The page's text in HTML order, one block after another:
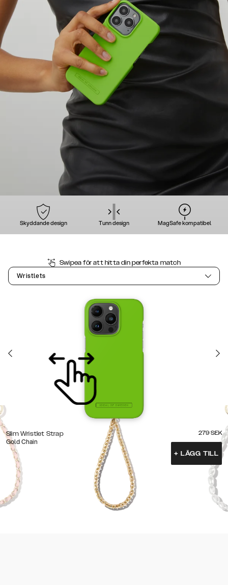
Skyddande design Tunn design MagSafe kompatibel
Swipea för att hitta din perfekta match
Wristlets
Slim Wristlet Strap
Gold Chain
279 SEK
+ LÄGG TILL